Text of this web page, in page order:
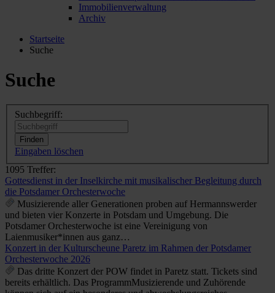
Immobilienverwaltung
Archiv
Startseite
Suche
Suche
Suchbegriff:
Eingaben löschen
1095 Treffer:
Gottesdienst in der Inselkirche mit musikalischer Begleitung durch
die Potsdamer Orchesterwoche
Musizierende aller Generationen proben auf Hermannswerder
und bieten vier Konzerte in Potsdam und Umgebung. Die
Potsdamer Orchesterwoche ist eine Vereinigung von
Laienmusiker*innen aus ganz…
Konzert in der Kulturscheune Paretz im Rahmen der Potsdamer
Orchesterwoche 2026
Das dritte Konzert der POW findet in Paretz statt. Tickets sind
bereits erhältlich. Das ProgrammMusizierende und Zuhörende